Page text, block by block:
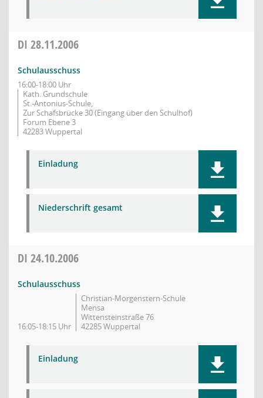
DI 28.11.2006
Schulausschuss
16:00-18:00 Uhr
Kath. Grundschule
St.-Antonius-Schule,
Zur Schafsbrücke 30 (Eingang über den Schulhof)
Forum Ebene 3
42283 Wuppertal
Einladung
Niederschrift gesamt
DI 24.10.2006
Schulausschuss
16:05-18:15 Uhr
Christian-Morgenstern-Schule
Mensa
Wittensteinstraße 76
42285 Wuppertal
Einladung